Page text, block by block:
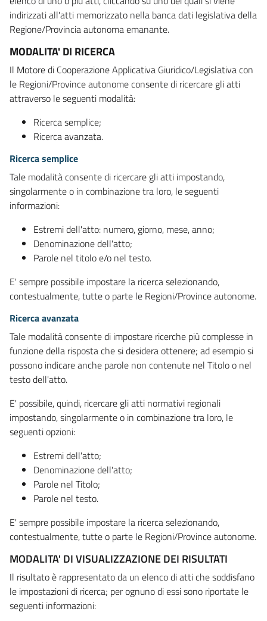
indirizzati all'atti memorizzato nella banca dati legislativa della
Regione/Provincia autonoma emanante.
MODALITA' DI RICERCA
Il Motore di Cooperazione Applicativa Giuridico/Legislativa con
le Regioni/Province autonome consente di ricercare gli atti
attraverso le seguenti modalità:
Ricerca semplice;
Ricerca avanzata.
Ricerca semplice
Tale modalità consente di ricercare gli atti impostando,
singolarmente o in combinazione tra loro, le seguenti
informazioni:
Estremi dell'atto: numero, giorno, mese, anno;
Denominazione dell'atto;
Parole nel titolo e/o nel testo.
E' sempre possibile impostare la ricerca selezionando,
contestualmente, tutte o parte le Regioni/Province autonome.
Ricerca avanzata
Tale modalità consente di impostare ricerche più complesse in
funzione della risposta che si desidera ottenere; ad esempio si
possono indicare anche parole non contenute nel Titolo o nel
testo dell'atto.
E' possibile, quindi, ricercare gli atti normativi regionali
impostando, singolarmente o in combinazione tra loro, le
seguenti opzioni:
Estremi dell'atto;
Denominazione dell'atto;
Parole nel Titolo;
Parole nel testo.
E' sempre possibile impostare la ricerca selezionando,
contestualmente, tutte o parte le Regioni/Province autonome.
MODALITA' DI VISUALIZZAZIONE DEI RISULTATI
Il risultato è rappresentato da un elenco di atti che soddisfano
le impostazioni di ricerca; per ognuno di essi sono riportate le
seguenti informazioni: